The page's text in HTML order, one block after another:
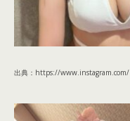
出典：https://www.instagram.com/